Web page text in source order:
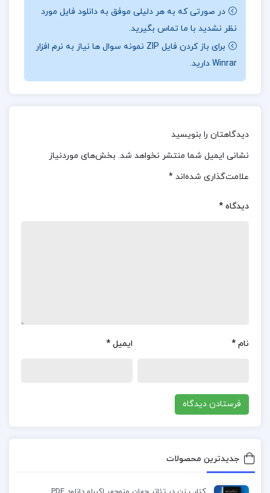
در بخشی ازکتاب نشانه های قیامت یوسف بن عبدالله بن
یوسف الوابل
داستان کوتاه است که با نگاهی دقیق و بی‌پرده به
جنبه‌های مختلف زندگی شهری و فردیت انسان مدرن
داستان‌ها عمق بخشیده و مخاطب را با فضایی آشنا،
تجربه‌های پیچیده انسان در جامعه مدرن می‌پردازد.
شخصیت‌های مردی را به تصویر می‌کشد که با
چالش‌های اجتماعی، تنهایی، عشق و آرمان‌خواهی دست
در صورتی که به هر دلیلی موفق به دانلود فایل مورد
نظر نشدید با ما تماس بگیرید.
برای باز کردن فایل ZIP نمونه سوال ها نیاز به نرم افزار
Winrar دارید.
دیدگاهتان را بنویسید
نشانی ایمیل شما منتشر نخواهد شد. بخش‌های موردنیاز
علامت‌گذاری شده‌اند *
دیدگاه *
نام * ایمیل *
جدیدترین محصولات